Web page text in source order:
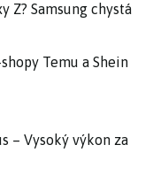
Z? Samsung chystá
Temu a Shein
– Vysoký výkon za